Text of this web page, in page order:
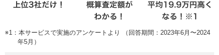
※1：本サービスで実施のアンケートより （回答期間：2023年6月〜2024
年5月）